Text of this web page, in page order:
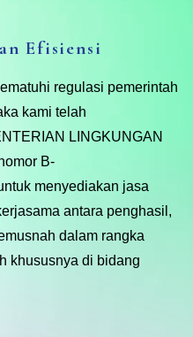
Efisiensi
regulasi pemerintah
kami telah
LINGKUNGAN
B-
menyediakan jasa
antara penghasil,
dalam rangka
khususnya di bidang